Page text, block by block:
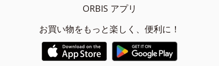
ORBIS アプリ
お買い物をもっと楽しく、便利に！